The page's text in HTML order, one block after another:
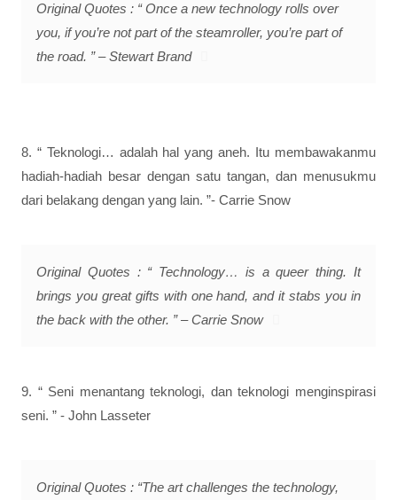
Original Quotes : “ Once a new technology rolls over
you, if you’re not part of the steamroller, you’re part of
the road. ” – Stewart Brand
8. “ Teknologi… adalah hal yang aneh. Itu membawakanmu
hadiah-hadiah besar dengan satu tangan, dan menusukmu
dari belakang dengan yang lain. ”- Carrie Snow
Original Quotes : “ Technology… is a queer thing. It
brings you great gifts with one hand, and it stabs you in
the back with the other. ” – Carrie Snow
9. “ Seni menantang teknologi, dan teknologi menginspirasi
seni. ” - John Lasseter
Original Quotes : “The art challenges the technology,